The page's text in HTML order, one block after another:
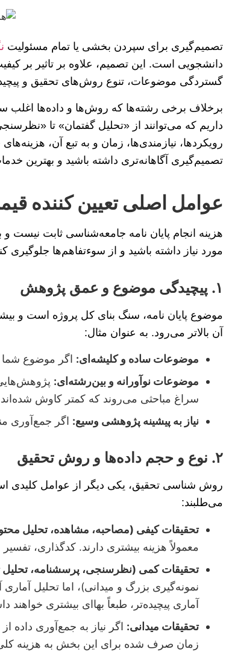
تصمیم‌گیری برای سپردن بخشی یا تمام مسئولیت
دانشجویی است. این تصمیم، علاوه بر تاثیر بر
گستردگی موضوعات، تنوع روش‌های تحقیق و
برخلاف برخی رشته‌ها که روش‌ها و داده‌ها اغلب
داریم که می‌توانند از «تحلیل گفتمان» تا
رویکردها، نیازمندی‌ها، زمان و به تبع آن،
تصمیم‌گیری آگاهانه‌تری داشته باشید و بهترین
عوامل اصلی تعیین کننده
هزینه انجام پایان نامه جامعه‌شناسی ثابت نیست
مورد نیاز داشته باشید و از سوءتفاهم‌ها
۱. پیچیدگی موضوع و عمق پژوهش
موضوع پایان نامه، سنگ بنای کل پروژه است و
آن بالاتر می‌رود. به عنوان مثال:
موضوعات ساده و کلیشه‌ای: اگر موضوع شما
موضوعات نوآورانه و بین‌رشته‌ای:
سراغ مباحثی می‌روند که کمتر کاوش
نیاز به پیشینه پژوهشی وسیع: اگر جمع‌آوری
۲. نوع و حجم داده‌ها و روش تحقیق
روش شناسی تحقیق، یکی دیگر از عوامل کلیدی
می‌طلبند:
تحقیقات کیفی (مصاحبه، مشاهده، تحلیل
معمولاً هزینه بیشتری دارند. کدگذاری،
تحقیقات کمی (نظرسنجی، پرسشنامه، تحلیل
آماری پیچیده‌تر، طبعاً بهاای بیشتری خواهند
تحقیقات میدانی: اگر نیاز به جمع‌آوری
زمان صرف شده برای این بخش به هزینه